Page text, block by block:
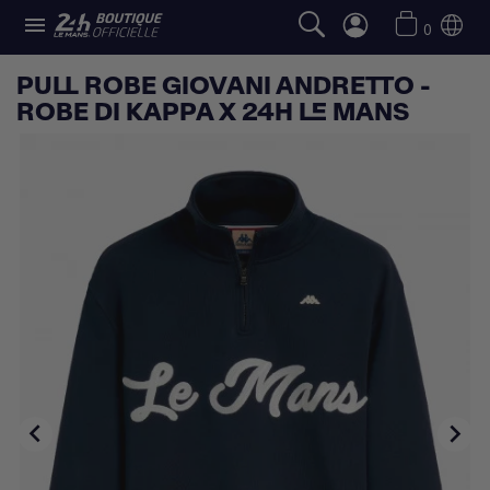
 0
PULL ROBE GIOVANI ANDRETTO -
ROBE DI KAPPA X 24H LE MANS
 